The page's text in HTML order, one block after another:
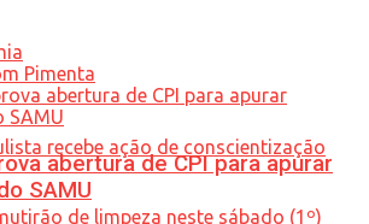
Pimenta
abertura de CPI para apurar
SAMU